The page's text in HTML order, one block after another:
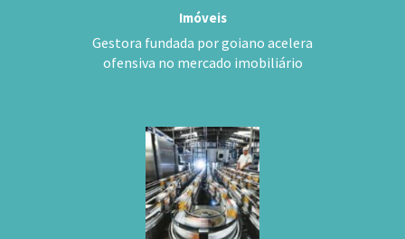
Imóveis
Gestora fundada por goiano acelera
ofensiva no mercado imobiliário